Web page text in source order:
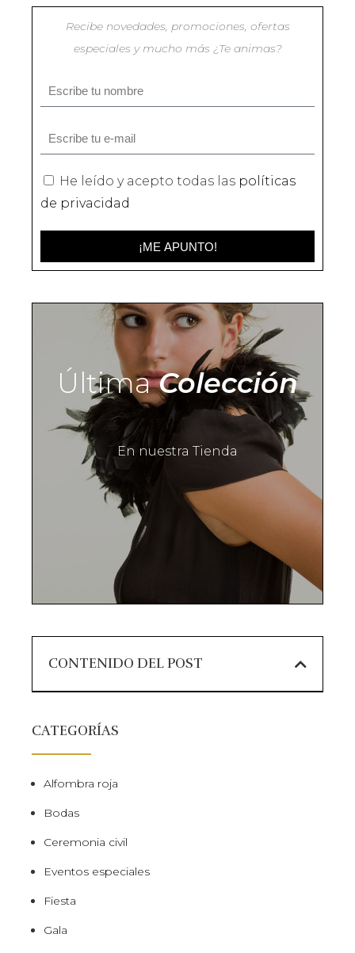
Recibe novedades, promociones, ofertas
especiales y mucho más ¿Te animas?
He leído y acepto todas las políticas
de privacidad
¡ME APUNTO!
Última Colección
En nuestra Tienda
CONTENIDO DEL POST
CATEGORÍAS
Alfombra roja
Bodas
Ceremonia civil
Eventos especiales
Fiesta
Gala